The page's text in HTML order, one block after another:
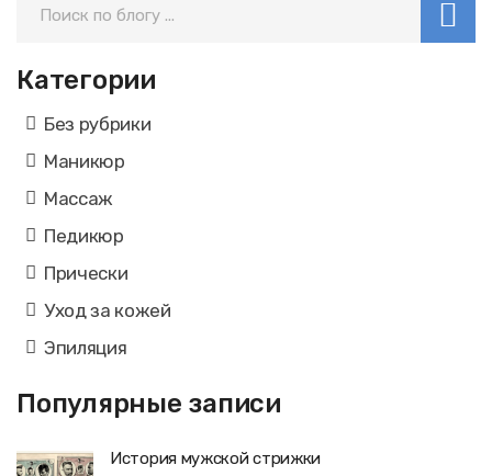
Категории
Без рубрики
Маникюр
Массаж
Педикюр
Прически
Уход за кожей
Эпиляция
Популярные записи
История мужской стрижки